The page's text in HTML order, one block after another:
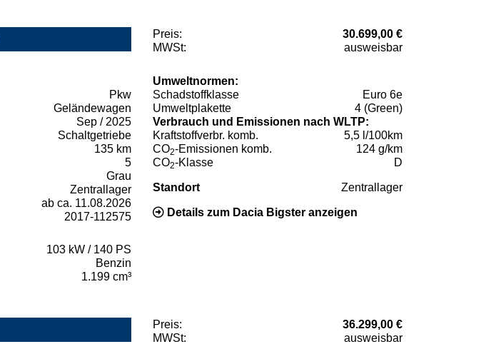
Preis:
30.699,00 €
MWSt:
ausweisbar
Pkw
Geländewagen
Sep / 2025
Schaltgetriebe
135 km
5
Grau
Zentrallager
ab ca. 11.08.2026
2017-112575
103 kW / 140 PS
Benzin
1.199 cm³
Umweltnormen:
Schadstoffklasse
Euro 6e
Umweltplakette
4 (Green)
Verbrauch und Emissionen nach WLTP:
Kraftstoffverbr. komb.
5,5 l/100km
CO2-Emissionen komb.
124 g/km
CO2-Klasse D
Standort Zentrallager
Details zum Dacia Bigster anzeigen
Preis:
36.299,00 €
MWSt:
ausweisbar